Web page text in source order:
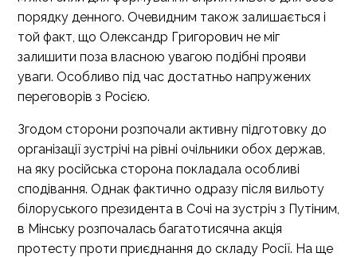
порядку денного. Очевидним також залишається і
той факт, що Олександр Григорович не міг
залишити поза власною увагою подібні прояви
уваги. Особливо під час достатньо напружених
переговорів з Росією.
Згодом сторони розпочали активну підготовку до
організації зустрічі на рівні очільники обох держав,
на яку російська сторона покладала особливі
сподівання. Однак фактично одразу після вильоту
білоруського президента в Сочі на зустріч з Путіним,
в Мінську розпочалась багатотисячна акція
протесту проти приєднання до складу Росії. На ще